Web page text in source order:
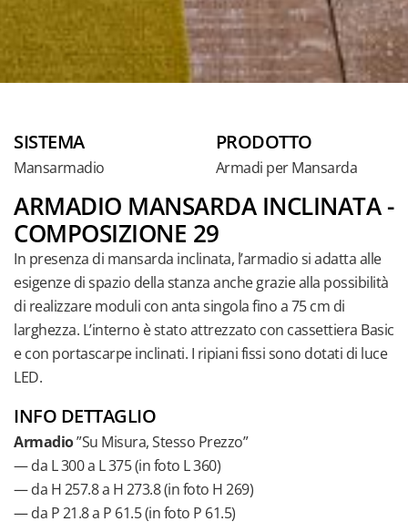
SISTEMA
Mansarmadio
PRODOTTO
Armadi per Mansarda
ARMADIO MANSARDA INCLINATA -
COMPOSIZIONE 29
In presenza di mansarda inclinata, l’armadio si adatta alle
esigenze di spazio della stanza anche grazie alla possibilità
di realizzare moduli con anta singola fino a 75 cm di
larghezza. L’interno è stato attrezzato con cassettiera Basic
e con portascarpe inclinati. I ripiani fissi sono dotati di luce
LED.
INFO DETTAGLIO
Armadio”Su Misura, Stesso Prezzo”
— da L 300 a L 375 (in foto L 360)
— da H 257.8 a H 273.8 (in foto H 269)
— da P 21.8 a P 61.5 (in foto P 61.5)